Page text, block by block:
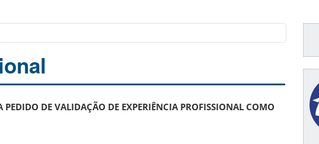
DE VALIDAÇÃO DE EXPERIÊNCIA PROFISSIONAL COMO